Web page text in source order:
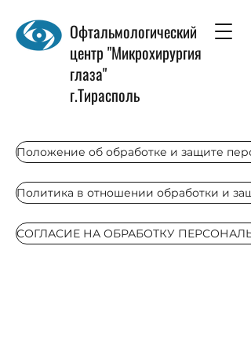
Офтальмологический
центр "Микрохирургия
глаза"
г.Тирасполь
Положение об обработке и защите
Политика в отношении обработки и
СОГЛАСИЕ НА ОБРАБОТКУ